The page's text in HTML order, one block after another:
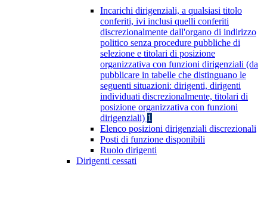
Incarichi dirigenziali, a qualsiasi titolo
conferiti, ivi inclusi quelli conferiti
discrezionalmente dall'organo di indirizzo
politico senza procedure pubbliche di
selezione e titolari di posizione
organizzativa con funzioni dirigenziali (da
pubblicare in tabelle che distinguano le
seguenti situazioni: dirigenti, dirigenti
individuati discrezionalmente, titolari di
posizione organizzativa con funzioni
dirigenziali) 1
Elenco posizioni dirigenziali discrezionali
Posti di funzione disponibili
Ruolo dirigenti
Dirigenti cessati